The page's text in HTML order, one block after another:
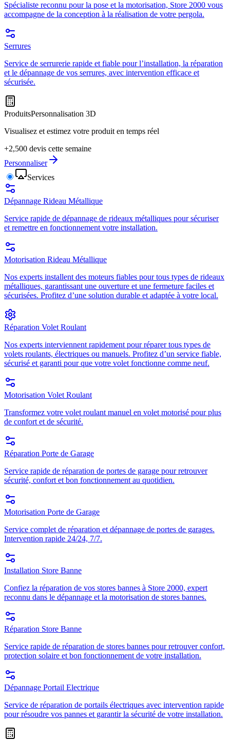
Spécialiste reconnu pour la pose et la motorisation, Store 2000 vous
accompagne de la conception à la réalisation de votre pergola.
Serrures
Service de serrurerie rapide et fiable pour l’installation, la réparation
et le dépannage de vos serrures, avec intervention efficace et
sécurisée.
ProduitsPersonnalisation 3D
Visualisez et estimez votre produit en temps réel
+2,500 devis cette semaine
Personnaliser
Services
Dépannage Rideau Métallique
Service rapide de dépannage de rideaux métalliques pour sécuriser
et remettre en fonctionnement votre installation.
Motorisation Rideau Métallique
Nos experts installent des moteurs fiables pour tous types de rideaux
métalliques, garantissant une ouverture et une fermeture faciles et
sécurisées. Profitez d’une solution durable et adaptée à votre local.
Réparation Volet Roulant
Nos experts interviennent rapidement pour réparer tous types de
volets roulants, électriques ou manuels. Profitez d’un service fiable,
sécurisé et garanti pour que votre volet fonctionne comme neuf.
Motorisation Volet Roulant
Transformez votre volet roulant manuel en volet motorisé pour plus
de confort et de sécurité.
Réparation Porte de Garage
Service rapide de réparation de portes de garage pour retrouver
sécurité, confort et bon fonctionnement au quotidien.
Motorisation Porte de Garage
Service complet de réparation et dépannage de portes de garages.
Intervention rapide 24/24, 7/7.
Installation Store Banne
Confiez la réparation de vos stores bannes à Store 2000, expert
reconnu dans le dépannage et la motorisation de stores bannes.
Réparation Store Banne
Service rapide de réparation de stores bannes pour retrouver confort,
protection solaire et bon fonctionnement de votre installation.
Dépannage Portail Electrique
Service de réparation de portails électriques avec intervention rapide
pour résoudre vos pannes et garantir la sécurité de votre installation.